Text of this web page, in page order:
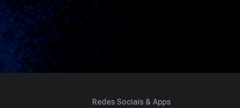
Redes Sociais & Apps